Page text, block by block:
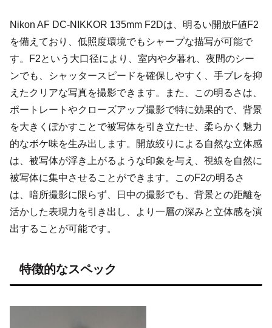
Nikon AF DC-NIKKOR 135mm F2Dは、明るい開放F値F2
を備えており、低照度環境でもシャープな描写が可能で
す。F2という大口径により、室内や夕暮れ、夜間のシー
ンでも、シャッタースピードを確保しやすく、手ブレを抑
えたクリアな写真を撮影できます。また、この明るさは、
ポートレートやクローズアップ撮影で特に効果的で、背景
を大きくぼかすことで被写体を引き立たせ、柔らかく魅力
的なボケ味を生み出します。開放絞りによる自然な立体感
は、被写体が浮き上がるような印象を与え、視線を自然に
被写体に集中させることができます。このF2の明るさ
は、暗所撮影に限らず、日中の撮影でも、背景との距離を
活かした表現力を引き出し、より一層の深みと立体感を演
出することが可能です。
特徴的なスペック